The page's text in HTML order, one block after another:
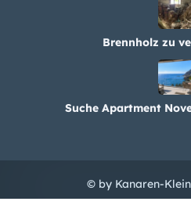
Brennholz zu
Suche Apartment